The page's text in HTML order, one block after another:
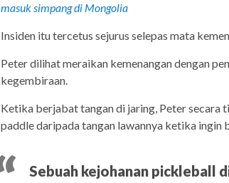
masuk simpang di Mongolia
Insiden itu tercetus sejurus selepas mata
Peter dilihat meraikan kemenangan dengan
kegembiraan.
Ketika berjabat tangan di jaring, Peter secara
paddle daripada tangan lawannya ketika ingin
Sebuah kejohanan pickleball